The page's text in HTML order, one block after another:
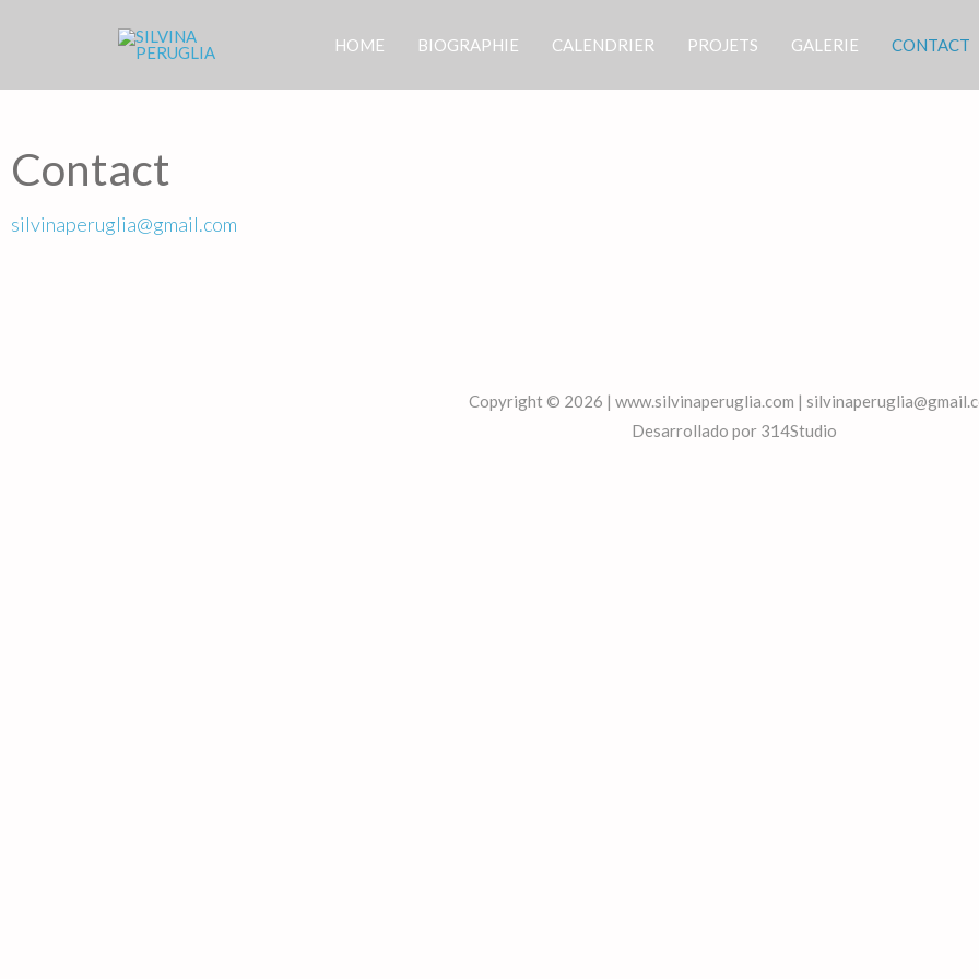
HOME BIOGRAPHIE CALENDRIER PROJETS GALERIE CONTACT
Contact
silvinaperuglia@gmail.com
Copyright © 2026 | www.silvinaperuglia.com |
Desarrollado por 314Studio